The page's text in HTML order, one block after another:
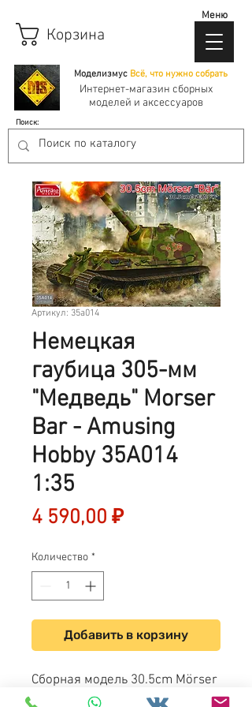
Моделизмус Всё, что нужно собрать
Корзина
Интернет-магазин сборных
моделей и аксессуаров
Поиск:
Меню
Артикул: 35a014
Немецкая
гаубица 305-мм
"Медведь" Morser
Bar - Amusing
Hobby 35A014
1:35
4 590,00 ₽Цена
Количество *
Добавить в корзину
Сборная модель 30.5cm Mörser
"Bär" - Amusing Hobby 35A014